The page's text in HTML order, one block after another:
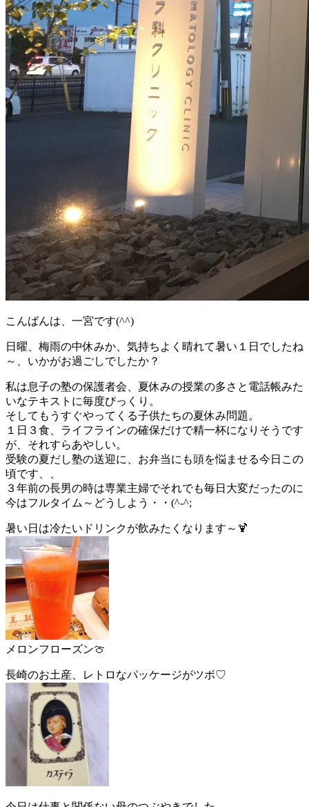
こんばんは、一宮です(^^)
日曜、梅雨の中休みか、気持ちよく晴れて暑い１日でしたね
～、いかがお過ごしでしたか？
私は息子の塾の保護者会、夏休みの授業の多さと電話帳みた
いなテキストに毎度びっくり。
そしてもうすぐやってくる子供たちの夏休み問題。
１日３食、ライフラインの確保だけで精一杯になりそうです
が、それすらあやしい。
受験の夏だし塾の送迎に、お弁当にも頭を悩ませる今日この
頃です、、
３年前の長男の時は専業主婦でそれでも毎日大変だったのに
今はフルタイム～どうしよう・・(^-^;
暑い日は冷たいドリンクが飲みたくなります～🍹
メロンフローズン🍈
長崎のお土産、レトロなパッケージがツボ♡